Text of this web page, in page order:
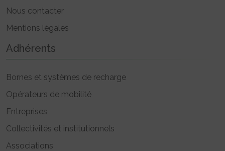
Nous contacter
Mentions légales
Adhérents
Bornes et systèmes de recharge
Opérateurs de mobilité
Entreprises
Collectivités et institutionnels
Associations